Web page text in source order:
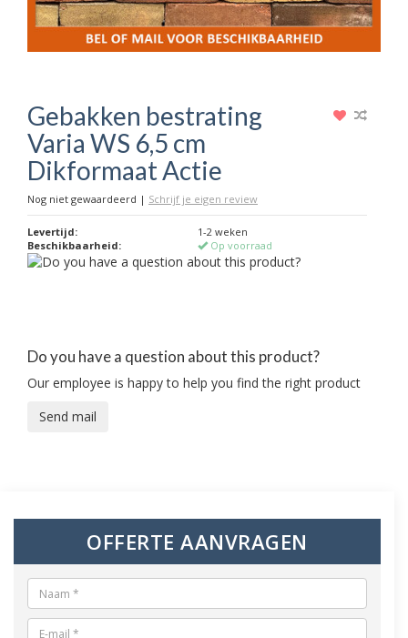
Gebakken bestrating
Varia WS 6,5 cm
Dikformaat Actie
Nog niet gewaardeerd | Schrijf je eigen review
Levertijd:
1-2 weken
Beschikbaarheid:
Op voorraad
Do you have a question about this product?
Our employee is happy to help you find the right product
Send mail
OFFERTE AANVRAGEN